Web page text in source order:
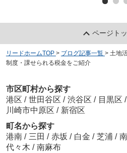
ページト
リードホームTOP > ブログ記事一覧 > 土地
制度・課せられる税金をご紹介
市区町村から探す
港区 / 世田谷区 / 渋谷区 / 目黒区 /
川崎市中原区 / 新宿区
町名から探す
港南 / 三田 / 赤坂 / 白金 / 芝浦 /
代々木 / 南麻布